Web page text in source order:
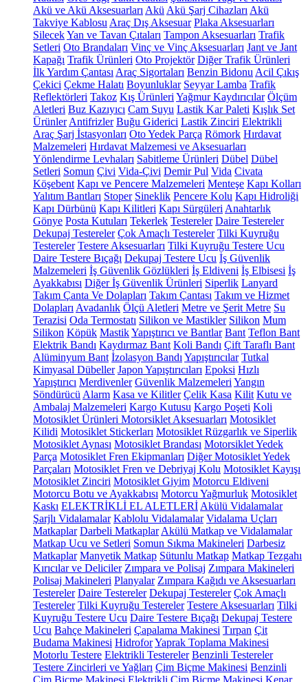
Akü ve Akü Aksesuarları Akü Akü Şarj Cihazları Akü
Takviye Kablosu Araç Dış Aksesuar Plaka Aksesuarları
SilecekYan ve Tavan Çıtaları Tampon Aksesuarları Trafik
Setleri Oto Brandaları Vinç ve Vinç Aksesuarları Jant ve Jant
Kapağı Trafik Ürünleri Oto Projektör Diğer Trafik Ürünleri
İlk Yardım Çantası Araç Sigortaları Benzin Bidonu Acil Çıkış
Çekici Çekme Halatı Boyunluklar Seyyar Lamba Trafik
Reflektörleri Takoz Kış Ürünleri Yağmur Kaydırıcılar Ölçüm
Aletleri Buz Kazıyıcı Cam Suyu Lastik Kar Paleti Kışlık Set
Ürünler Antifrizler Buğu Giderici Lastik Zinciri Elektrikli
Araç Şarj İstasyonları Oto Yedek Parça Römork Hırdavat
Malzemeleri Hırdavat Malzemesi ve Aksesuarları
Yönlendirme Levhaları Sabitleme Ürünleri Dübel Dübel
Setleri Somun Çivi Vida-Çivi Demir Pul Vida Civata
Köşebent Kapı ve Pencere Malzemeleri Menteşe Kapı Kolları
Yalıtım Bantları Stoper Sineklik Pencere Kolu Kapı Hidroliği
Kapı Dürbünü Kapı Kilitleri Kapı Sürgüleri Anahtarlık
Gönye Posta Kutuları Tekerlek Testereler Daire Testereler
Dekupaj Testereler Çok Amaçlı Testereler Tilki Kuyruğu
Testereler Testere Aksesuarları Tilki Kuyruğu Testere Ucu
Daire Testere Bıçağı Dekupaj Testere Ucu İş Güvenlik
Malzemeleri İş Güvenlik Gözlükleri İş Eldiveni İş Elbisesi İş
Ayakkabısı Diğer İş Güvenlik Ürünleri Siperlik Lanyard
Takım Çanta Ve Dolapları Takım Çantası Takım ve Hizmet
Dolapları Avadanlık Ölçü Aletleri Metre ve Şerit Metre Su
Terazisi Oda Termostatı Silikon ve Mastikler Silikon Mum
Silikon Köpük MastikYapıştırıcı ve Bantlar Bant Teflon Bant
Elektrik Bandı Kaydırmaz Bant Koli Bandı Çift Taraflı Bant
Alüminyum Bant İzolasyon Bandı Yapıştırıcılar Tutkal
Kimyasal Dübeller Japon Yapıştırıcıları Epoksi Hızlı
Yapıştırıcı Merdivenler Güvenlik Malzemeleri Yangın
Söndürücü Alarm Kasa ve Kilitler Çelik Kasa Kilit Kutu ve
Ambalaj Malzemeleri Kargo Kutusu Kargo Poşeti Koli
Motosiklet Ürünleri Motorsiklet Aksesuarları Motosiklet
Kilidi Motosiklet Stickerları Motosiklet Rüzgarlık ve Siperlik
Motosiklet Aynası Motosiklet Brandası Motorsiklet Yedek
Parça Motosiklet Fren Ekipmanları Diğer Motosiklet Yedek
Parçaları Motosiklet Fren ve Debriyaj Kolu Motosiklet Kayışı
Motosiklet Zinciri Motosiklet Giyim Motorcu Eldiveni
Motorcu Botu ve Ayakkabısı Motorcu Yağmurluk Motosiklet
Kaskı ELEKTRİKLİ EL ALETLERİ Akülü Vidalamalar
Şarjlı Vidalamalar Kablolu Vidalamalar Vidalama Uçları
Matkaplar Darbeli Matkaplar Akülü Matkap ve Vidalamalar
Matkap Ucu ve Setleri Somun Sıkma Makineleri Darbesiz
Matkaplar Manyetik Matkap Sütunlu Matkap Matkap Tezgahı
Kırıcılar ve Deliciler Zımpara ve Polisaj Zımpara Makineleri
Polisaj Makineleri Planyalar Zımpara Kağıdı ve Aksesuarları
Testereler Daire Testereler Dekupaj Testereler Çok Amaçlı
Testereler Tilki Kuyruğu Testereler Testere Aksesuarları Tilki
Kuyruğu Testere Ucu Daire Testere Bıçağı Dekupaj Testere
Ucu Bahçe Makineleri Çapalama Makinesi Tırpan Çit
Budama Makinesi HidroforYaprak Toplama Makinesi
Motorlu Testere Elektrikli Testereler Benzinli Testereler
Testere Zincirleri ve Yağları Çim Biçme Makinesi Benzinli
Çim Biçme Makinesi Elektrikli Çim Biçme Makinesi Kenar